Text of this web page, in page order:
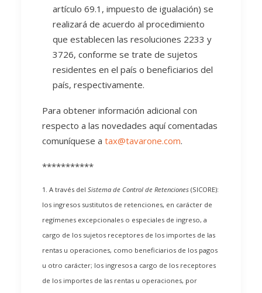
artículo 69.1, impuesto de igualación) se
realizará de acuerdo al procedimiento
que establecen las resoluciones 2233 y
3726, conforme se trate de sujetos
residentes en el país o beneficiarios del
país, respectivamente.
Para obtener información adicional con
respecto a las novedades aquí comentadas
comuníquese a tax@tavarone.com.
***********
1. A través del Sistema de Control de Retenciones (SICORE):
los ingresos sustitutos de retenciones, en carácter de
regímenes excepcionales o especiales de ingreso, a
cargo de los sujetos receptores de los importes de las
rentas u operaciones, como beneficiarios de los pagos
u otro carácter; los ingresos a cargo de los receptores
de los importes de las rentas u operaciones, por